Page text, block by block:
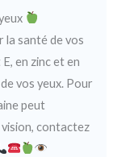
la santé de vos
en zinc et en
vos yeux. Pour
peut
contactez